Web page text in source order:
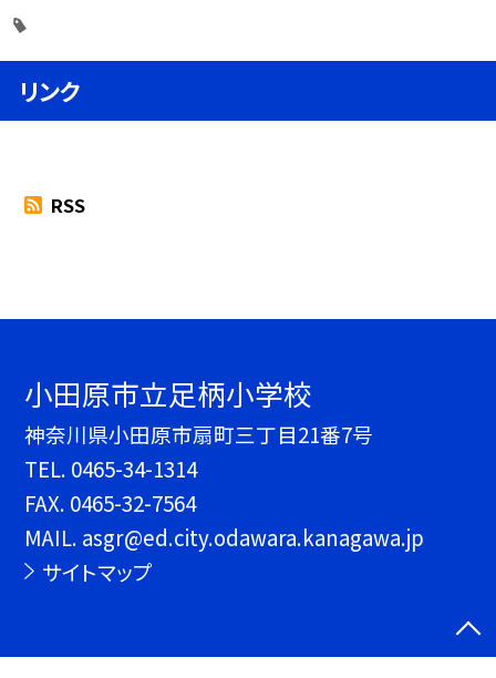
リンク
RSS
小田原市立足柄小学校
神奈川県小田原市扇町三丁目21番7号
TEL. 0465-34-1314
FAX. 0465-32-7564
MAIL. asgr@ed.city.odawara.kanagawa.jp
サイトマップ